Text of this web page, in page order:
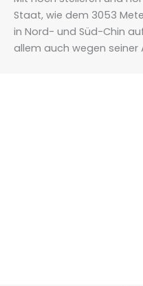
Staat, wie dem 3053
in Nord- und Süd-Chin
allem auch wegen seiner